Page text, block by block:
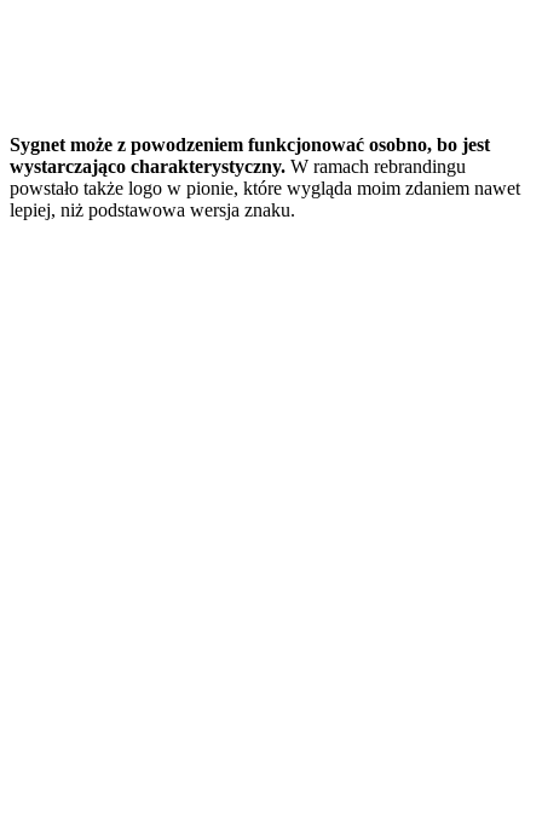
Sygnet może z powodzeniem funkcjonować osobno, bo jest
wystarczająco charakterystyczny. W ramach rebrandingu
powstało także logo w pionie, które wygląda moim zdaniem nawet
lepiej, niż podstawowa wersja znaku.